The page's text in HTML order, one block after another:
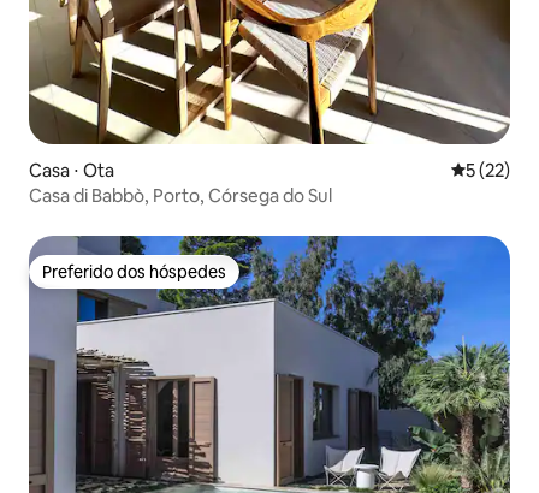
Casa ⋅ Ota 5 de uma
5 (22)
Casa di Babbò, Porto, Córsega do Sul
Preferido dos hóspedes
Preferido dos hóspedes